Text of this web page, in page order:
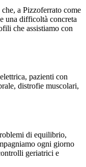
a Pizzoferrato come
una difficoltà concreta
che assistiamo con
pazienti con
distrofie muscolari,
di equilibrio,
ogni giorno
geriatrici e